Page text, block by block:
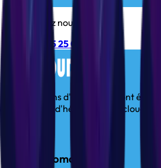
Vous pouvez nous appeler:
+212 (05) 25 25 09 69
Plus de 15 ans d'expérience ont été
plateforme d'hébergement cloud
Nom de domaine